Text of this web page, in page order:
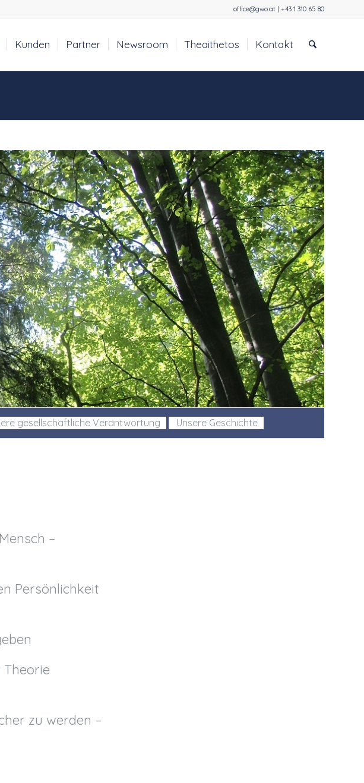
office@gwo.at | +43 1 310 65 80
Kunden Partner Newsroom Theaithetos Kontakt
gesellschaftliche Verantwortung Unsere Geschichte
–
Persönlichkeit
zu werden –